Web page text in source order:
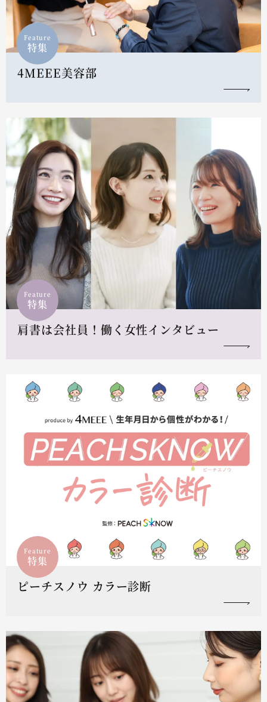
Feature
特集
4MEEE美容部
Feature
特集
肩書は会社員！働く女性インタビュー
Feature
特集
ピーチスノウ カラー診断